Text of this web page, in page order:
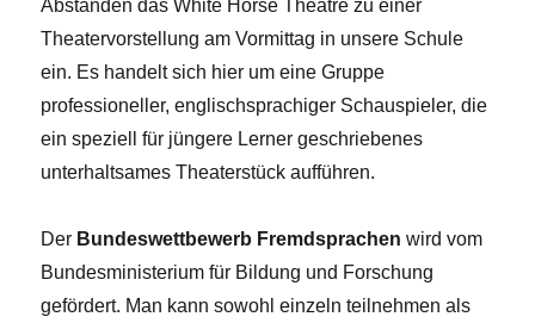
Abständen das White Horse Theatre zu einer
Theatervorstellung am Vormittag in unsere Schule
ein. Es handelt sich hier um eine Gruppe
professioneller, englischsprachiger Schauspieler, die
ein speziell für jüngere Lerner geschriebenes
unterhaltsames Theaterstück aufführen.
Der Bundeswettbewerb Fremdsprachen wird vom
Bundesministerium für Bildung und Forschung
gefördert. Man kann sowohl einzeln teilnehmen als